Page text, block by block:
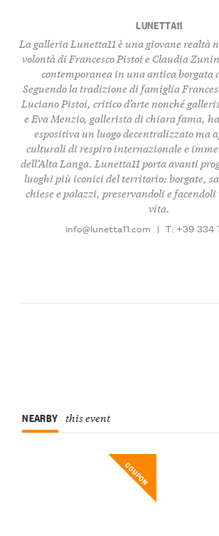
LUNETTA11
La galleria Lunetta11 è una giovane realtà
volontà di Francesco Pistoi e Claudia
contemporanea in una antica borgata
Seguendo la tradizione di famiglia
Luciano Pistoi, critico d’arte nonché
e Eva Menzio, gallerista di chiara fama, ha
espositiva un luogo decentralizzato ma
culturali di respiro internazionale e
dell’Alta Langa. Lunetta11 porta avanti
luoghi più iconici del territorio: borgate,
chiese e palazzi, preservandoli e
vita.
info@lunetta11.com | T: +39 334
NEARBY this event
COUPON